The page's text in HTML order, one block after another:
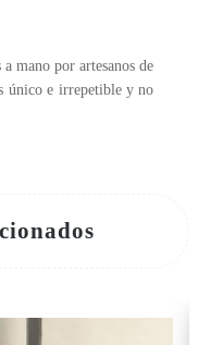
mano por artesanos de
único e irrepetible y no